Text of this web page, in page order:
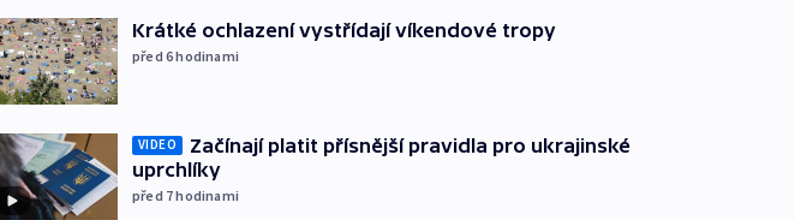
Krátké ochlazení vystřídají víkendové tropy
před 6hodinami
VIDEO
Začínají platit přísnější pravidla pro ukrajinské
uprchlíky
před 7hodinami